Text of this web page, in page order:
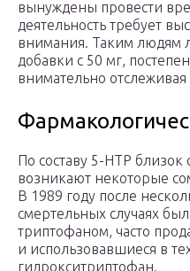
вынуждены провести
деятельность требует
внимания. Таким людям
добавки с 50 мг,
внимательно
По составу 5-HTP
возникают некоторые
В 1989 году после
смертельных случаях
триптофаном, часто
и использовавшиеся в
гидрокситриптофан.